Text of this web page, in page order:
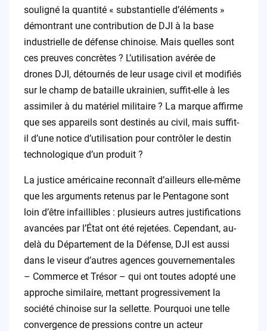
souligné la quantité « substantielle d’éléments »
démontrant une contribution de DJI à la base
industrielle de défense chinoise. Mais quelles sont
ces preuves concrètes ? L’utilisation avérée de
drones DJI, détournés de leur usage civil et modifiés
sur le champ de bataille ukrainien, suffit-elle à les
assimiler à du matériel militaire ? La marque affirme
que ses appareils sont destinés au civil, mais suffit-
il d’une notice d’utilisation pour contrôler le destin
technologique d’un produit ?
La justice américaine reconnaît d’ailleurs elle-même
que les arguments retenus par le Pentagone sont
loin d’être infaillibles : plusieurs autres justifications
avancées par l’État ont été rejetées. Cependant, au-
delà du Département de la Défense, DJI est aussi
dans le viseur d’autres agences gouvernementales
– Commerce et Trésor – qui ont toutes adopté une
approche similaire, mettant progressivement la
société chinoise sur la sellette. Pourquoi une telle
convergence de pressions contre un acteur